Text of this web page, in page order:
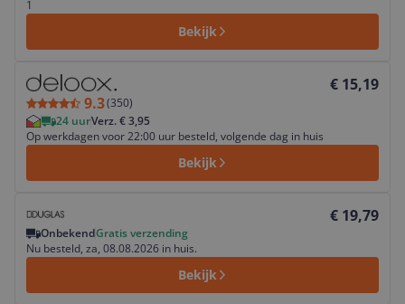
1
Bekijk
9.3(350)
€ 15,19
24 uurVerz. € 3,95
Op werkdagen voor 22:00 uur besteld, volgende dag in huis
Bekijk
Bekijk product
€ 19,79
OnbekendGratis verzending
Nu besteld, za, 08.08.2026 in huis.
Bekijk